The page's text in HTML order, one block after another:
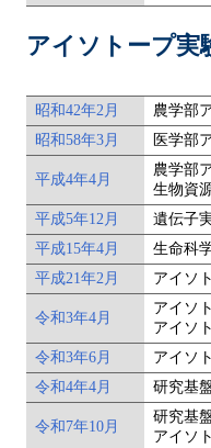
アイソトープ実
昭和42年2月
農学部
昭和58年3月
医学部
平成4年4月
農学部
生物資
平成5年12月
遺伝子
平成15年4月
生命科
平成21年2月
アイソ
令和3年4月
アイソ
アイソ
令和3年6月
アイソ
令和4年4月
研究基
令和7年10月
研究基
アイソ